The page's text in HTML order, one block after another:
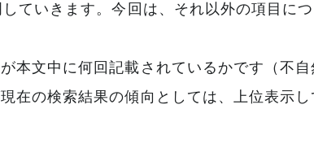
ていきます。今回は、それ以外の項目に
本文中に何回記載されているかです（不
在の検索結果の傾向としては、上位表示